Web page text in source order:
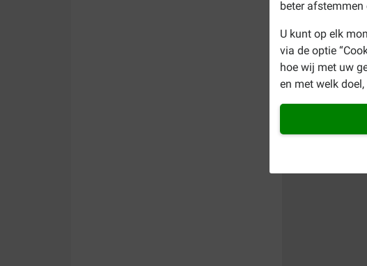
beter afstemmen
U kunt op elk
via de optie
hoe wij met uw
en met welk